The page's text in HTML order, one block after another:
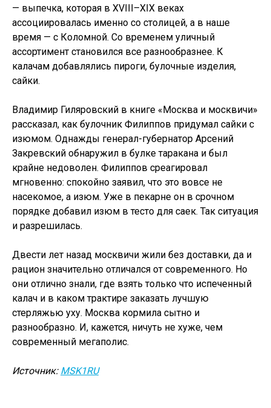
— выпечка, которая в XVIII–XIX веках
ассоциировалась именно со столицей, а в наше
время — с Коломной. Со временем уличный
ассортимент становился все разнообразнее. К
калачам добавлялись пироги, булочные изделия,
сайки.
Владимир Гиляровский в книге «Москва и москвичи»
рассказал, как булочник Филиппов придумал сайки с
изюмом. Однажды генерал-губернатор Арсений
Закревский обнаружил в булке таракана и был
крайне недоволен. Филиппов среагировал
мгновенно: спокойно заявил, что это вовсе не
насекомое, а изюм. Уже в пекарне он в срочном
порядке добавил изюм в тесто для саек. Так ситуация
и разрешилась.
Двести лет назад москвичи жили без доставки, да и
рацион значительно отличался от современного. Но
они отлично знали, где взять только что испеченный
калач и в каком трактире заказать лучшую
стерляжью уху. Москва кормила сытно и
разнообразно. И, кажется, ничуть не хуже, чем
современный мегаполис.
Источник: MSK1RU